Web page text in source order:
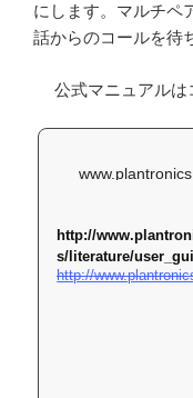
にします。マルチペ
話からのコールを待
公式マニュアルは
http://
s/literature/